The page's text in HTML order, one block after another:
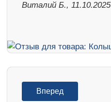
Виталий Б., 11.10.2025
Вперед